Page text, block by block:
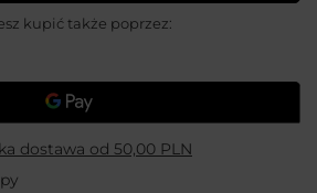
kupić także poprzez:
dostawa od 50,00 PLN